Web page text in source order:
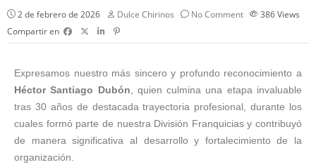
2 de febrero de 2026 Dulce Chirinos No Comment 386Views
Compartir en
Expresamos nuestro más sincero y profundo reconocimiento a
Héctor Santiago Dubón , quien culmina una etapa invaluable
tras 30 años de destacada trayectoria profesional, durante los
cuales formó parte de nuestra División Franquicias y contribuyó
de manera significativa al desarrollo y fortalecimiento de la
organización.